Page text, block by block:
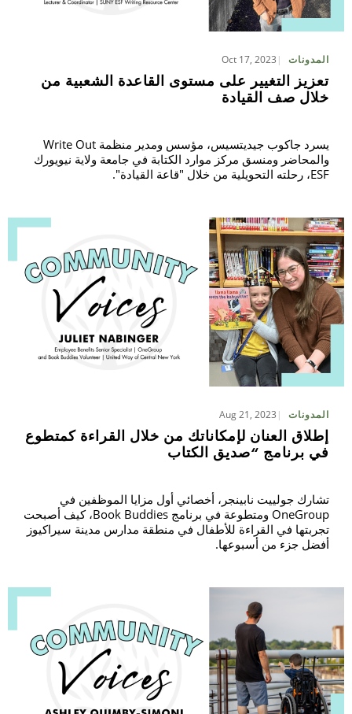
المدونات Oct 17, 2023
تعزيز التغيير على مستوى القاعدة الشعبية من
خلال صف القيادة
يسرد جاكوب جيديتسيس، مؤسس ومدير منظمة Write Out
والمحاضر ومنسق مركز موارد الكتابة في جامعة ولاية نيويورك
ESF، رحلته التحويلية من خلال "قاعة القيادة".
المدونات Aug 21, 2023
إطلاق العنان لإمكاناتك من خلال القراءة كمتطوع
في برنامج “صديق الكتاب
تشارك جولييت نابينجر، أخصائي أول مزايا الموظفين في
OneGroup ومتطوعة في برنامج Book Buddies، كيف أصبحت
تجربتها في القراءة للأطفال في منطقة مدارس مدينة سيراكيوز
أفضل جزء من أسبوعها.